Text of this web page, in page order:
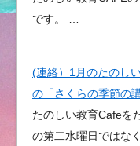
です。 …
(連絡）1月のたのし
の「さくらの季節の
たのしい教育Cafeを
の第二水曜日ではな